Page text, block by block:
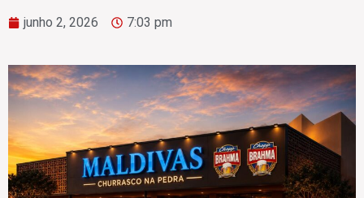
junho 2, 2026 7:03 pm